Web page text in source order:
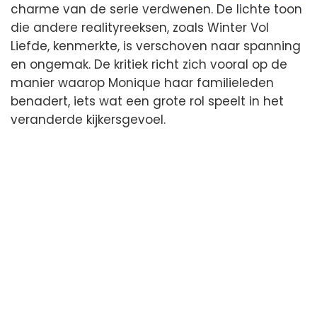
charme van de serie verdwenen. De lichte toon
die andere realityreeksen, zoals Winter Vol
Liefde, kenmerkte, is verschoven naar spanning
en ongemak. De kritiek richt zich vooral op de
manier waarop Monique haar familieleden
benadert, iets wat een grote rol speelt in het
veranderde kijkersgevoel.